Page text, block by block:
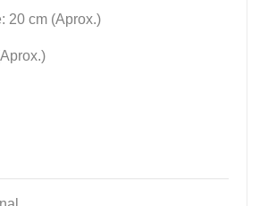
20 cm (Aprox.)